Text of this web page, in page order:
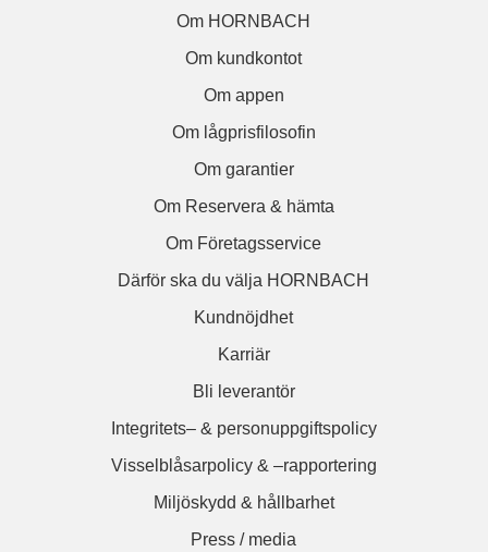
Om HORNBACH
Om kundkontot
Om appen
Om lågprisfilosofin
Om garantier
Om Reservera & hämta
Om Företagsservice
Därför ska du välja HORNBACH
Kundnöjdhet
Karriär
Bli leverantör
Integritets– & personuppgiftspolicy
Visselblåsarpolicy & –rapportering
Miljöskydd & hållbarhet
Press / media